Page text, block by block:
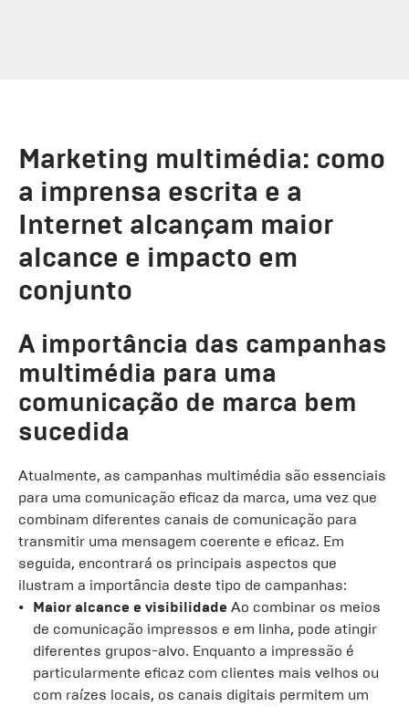
Marketing multimédia: como
a imprensa escrita e a
Internet alcançam maior
alcance e impacto em
conjunto
A importância das campanhas
multimédia para uma
comunicação de marca bem
sucedida
Atualmente, as campanhas multimédia são essenciais
para uma comunicação eficaz da marca, uma vez que
combinam diferentes canais de comunicação para
transmitir uma mensagem coerente e eficaz. Em
seguida, encontrará os principais aspectos que
ilustram a importância deste tipo de campanhas:
Maior alcance e visibilidade Ao combinar os meios
de comunicação impressos e em linha, pode atingir
diferentes grupos-alvo. Enquanto a impressão é
particularmente eficaz com clientes mais velhos ou
com raízes locais, os canais digitais permitem um